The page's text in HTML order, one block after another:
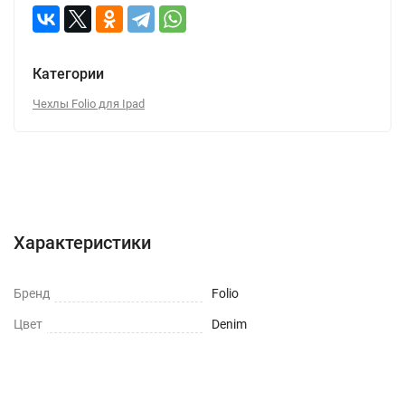
Категории
Чехлы Folio для Ipad
Характеристики
Бренд Folio
Цвет Denim